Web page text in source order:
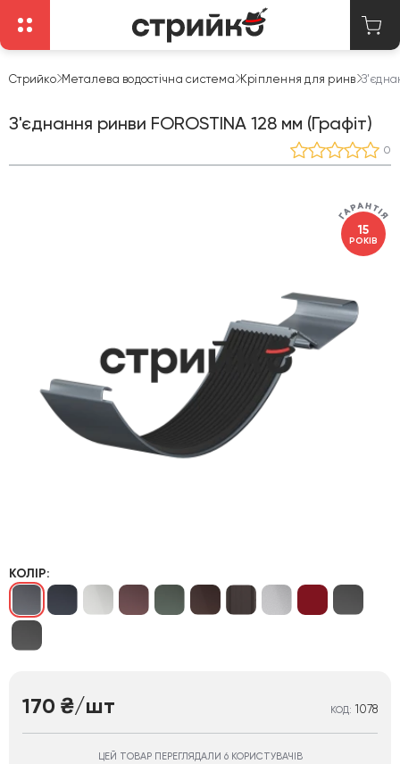
Стрийко Металева водостічна система Кріплення для ринв
З'єднання ринви FOROSTINA 128 мм (Графіт)
0
15
РОКІВ
КОЛІР:
170 ₴/шт КОД: 1078
ЦЕЙ ТОВАР ПЕРЕГЛЯДАЛИ 6 КОРИСТУВАЧІВ